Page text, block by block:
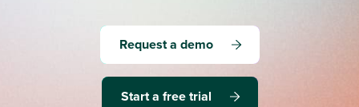
Request a demo
Start a free trial